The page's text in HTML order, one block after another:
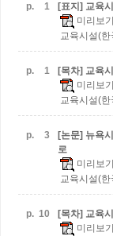
p. 1
[표지] 교육
미리보기
교육시설(
p. 1
[목차] 교육
미리보기
교육시설(
p. 3 [논문] 뉴욕
로
미리보기
교육시설(
p. 10
[목차] 교육
미리보기